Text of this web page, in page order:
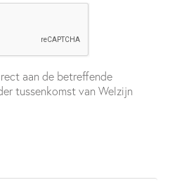
aan de betreffende
tussenkomst van Welzijn